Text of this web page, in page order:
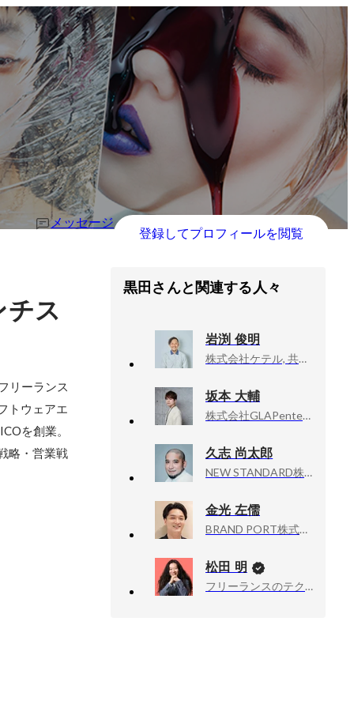
メッセージ
登録してプロフィールを閲覧
ス
リーランス
トウェアエ
を創業。
略・営業戦
黒田さんと関連する人々
岩渕 俊明
株式会社ケテル, 共同代表
坂本 大輔
株式会社GLAPentertainment, 代表取締役/プランナー
久志 尚太郎
NEW STANDARD株式会社, 代表取締役
金光 左儒
BRAND PORT株式会社, 代表取締役
松田 明
フリーランスのテクニカルアドバイザー業, 技術顧問